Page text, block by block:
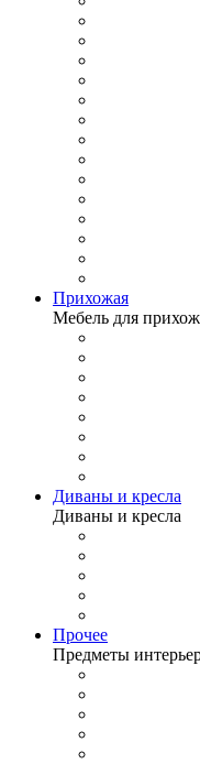
Прихожая
Мебель для
Диваны и кресла
Диваны и кресла
Прочее
Предметы